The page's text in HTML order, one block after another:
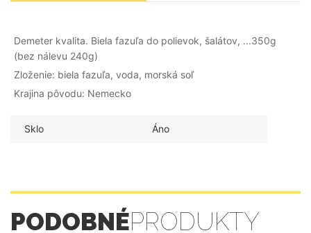
Demeter kvalita. Biela fazuľa do polievok, šalátov, ...350g
(bez nálevu 240g)
Zloženie: biela fazuľa, voda, morská soľ
Krajina pôvodu: Nemecko
Sklo Áno
PODOBNÉPRODUKTY